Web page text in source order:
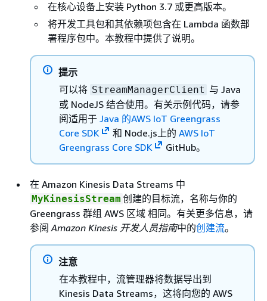
在核心设备上安装 Python 3.7 或更高版本。
将开发工具包和其依赖项包含在 Lambda 函数部
署程序包中。本教程中提供了说明。
提示
可以将 StreamManagerClient 与 Java
或 NodeJS 结合使用。有关示例代码，请参
阅适用于 Java 的AWS IoT Greengrass
Core SDK
和 Node.js上的 AWS IoT
Greengrass Core SDK
GitHub。
在 Amazon Kinesis Data Streams 中
MyKinesisStream 创建的目标流，名称与你的
Greengrass 群组 AWS 区域 相同。有关更多信息，请
参阅Amazon Kinesis 开发人员指南中的创建流。
注意
在本教程中，流管理器将数据导出到
Kinesis Data Streams，这将向您的 AWS